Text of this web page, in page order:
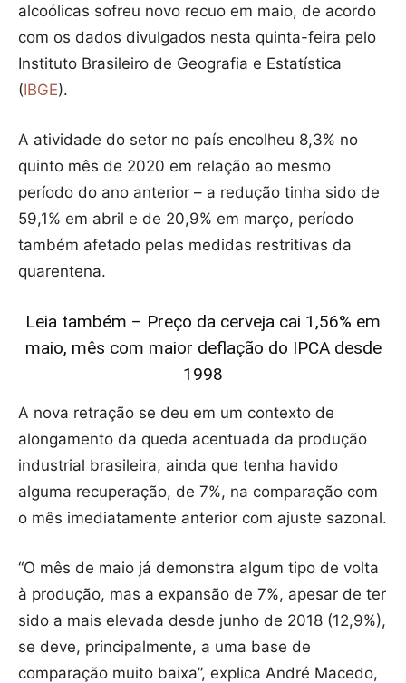
alcoólicas sofreu novo recuo em maio, de acordo
com os dados divulgados nesta quinta-feira pelo
Instituto Brasileiro de Geografia e Estatística
(IBGE).
A atividade do setor no país encolheu 8,3% no
quinto mês de 2020 em relação ao mesmo
período do ano anterior – a redução tinha sido de
59,1% em abril e de 20,9% em março, período
também afetado pelas medidas restritivas da
quarentena.
Leia também – Preço da cerveja cai 1,56% em
maio, mês com maior deflação do IPCA desde
1998
A nova retração se deu em um contexto de
alongamento da queda acentuada da produção
industrial brasileira, ainda que tenha havido
alguma recuperação, de 7%, na comparação com
o mês imediatamente anterior com ajuste sazonal.
“O mês de maio já demonstra algum tipo de volta
à produção, mas a expansão de 7%, apesar de ter
sido a mais elevada desde junho de 2018 (12,9%),
se deve, principalmente, a uma base de
comparação muito baixa”, explica André Macedo,